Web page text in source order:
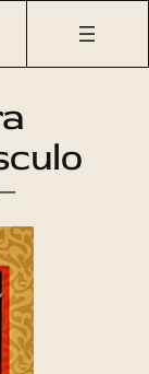
Cuentos para